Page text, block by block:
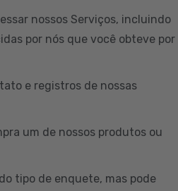
nossos Serviços, incluindo
por nós que você obteve por
e registros de nossas
um de nossos produtos ou
tipo de enquete, mas pode